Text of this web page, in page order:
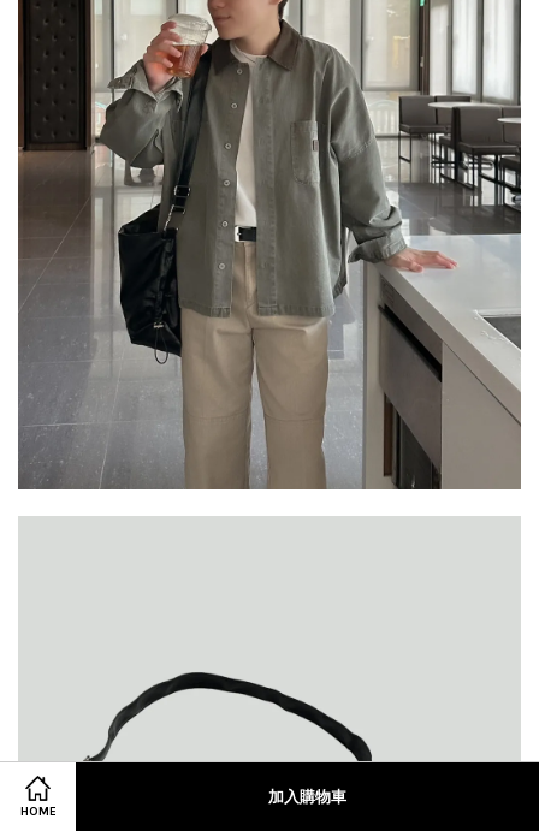
HOME
加入購物車